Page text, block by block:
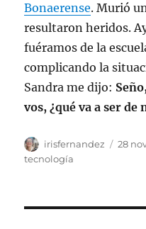
Bonaerense.Murió
resultaron heridos.
fuéramos de la
complicando la
Sandra me dijo:
vos, ¿qué va a ser de
Autor
irisfernandez 28
tecnología